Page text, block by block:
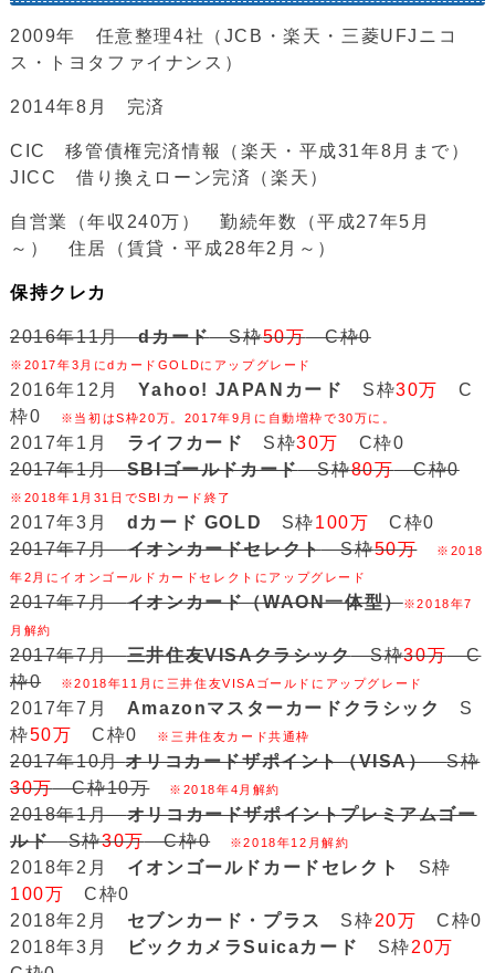
2009年 任意整理4社（JCB・楽天・三菱UFJニコ
ス・トヨタファイナンス）
2014年8月 完済
CIC 移管債権完済情報（楽天・平成31年8月まで）
JICC 借り換えローン完済（楽天）
自営業（年収240万） 勤続年数（平成27年5月
～） 住居（賃貸・平成28年2月～）
保持クレカ
2016年11月dカードS枠50万C枠0
※2017年3月にdカードGOLDにアップグレード
2016年12月Yahoo! JAPANカード S枠30万
C
枠0
※当初はS枠20万。2017年9月に自動増枠で30万に。
2017年1月 ライフカード S枠30万
C枠0
2017年1月SBIゴールドカードS枠80万C枠0
※2018年1月31日でSBIカード終了
2017年3月 dカード GOLD S枠100万 C枠0
2017年7月イオンカードセレクトS枠50万
※2018
年2月にイオンゴールドカードセレクトにアップグレード
2017年7月イオンカード（WAON一体型）※2018年7
月解約
2017年7月三井住友VISAクラシックS枠30万C
枠0
※2018年11月に三井住友VISAゴールドにアップグレード
2017年7月 Amazonマスターカードクラシック
S
枠50万 C枠0 ※三井住友カード共通枠
2017年10月オリコカードザポイント（VISA）S枠
30万C枠10万 ※2018年4月解約
2018年1月オリコカードザポイントプレミアムゴー
ルドS枠30万C枠0 ※2018年12月解約
2018年2月 イオンゴールドカードセレクト
S枠
100万 C枠0
2018年2月 セブンカード・プラス S枠20万 C枠0
2018年3月
ビックカメラSuicaカード S枠20万